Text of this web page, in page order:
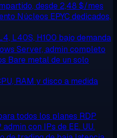
desde 2,48 $/mes
Núcleos EPYC dedicados,
L40S, H100 bajo demanda
Server, admin completo
Bare metal de un solo
RAM y disco a medida
todos los planes RDP
admin con IPs de EE. UU.